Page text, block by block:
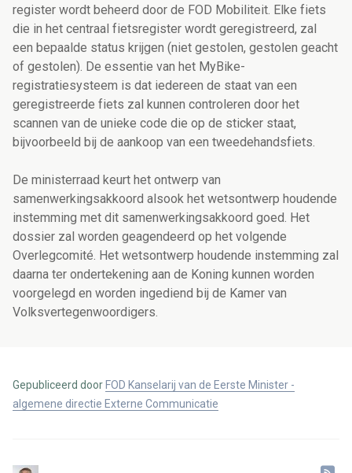
register wordt beheerd door de FOD Mobiliteit. Elke fiets
die in het centraal fietsregister wordt geregistreerd, zal
een bepaalde status krijgen (niet gestolen, gestolen geacht
of gestolen). De essentie van het MyBike-
registratiesysteem is dat iedereen de staat van een
geregistreerde fiets zal kunnen controleren door het
scannen van de unieke code die op de sticker staat,
bijvoorbeeld bij de aankoop van een tweedehandsfiets.
De ministerraad keurt het ontwerp van
samenwerkingsakkoord alsook het wetsontwerp houdende
instemming met dit samenwerkingsakkoord goed. Het
dossier zal worden geagendeerd op het volgende
Overlegcomité. Het wetsontwerp houdende instemming zal
daarna ter ondertekening aan de Koning kunnen worden
voorgelegd en worden ingediend bij de Kamer van
Volksvertegenwoordigers.
Gepubliceerd door FOD Kanselarij van de Eerste Minister -
algemene directie Externe Communicatie